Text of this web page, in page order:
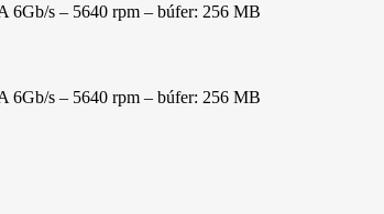
6Gb/s – 5640 rpm – búfer: 256 MB
6Gb/s – 5640 rpm – búfer: 256 MB